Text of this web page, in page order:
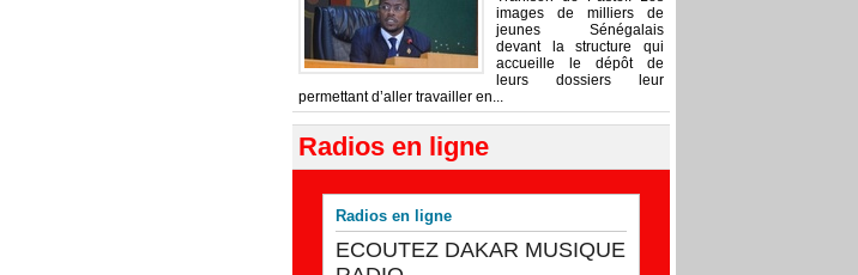
images de milliers de
jeunes Sénégalais
devant la structure qui
accueille le dépôt de
leurs dossiers leur
permettant d’aller travailler en...
Radios en ligne
Radios en ligne
ECOUTEZ DAKAR MUSIQUE